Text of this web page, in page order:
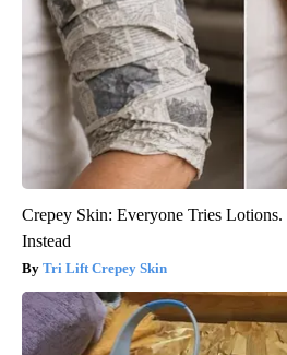
Crepey Skin: Everyone Tries
Instead
Tri Lift Crepey Skin